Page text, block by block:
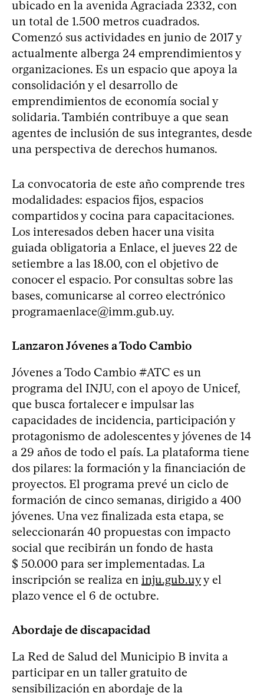
ubicado en la avenida Agraciada 2332, con
un total de 1.500 metros cuadrados.
Comenzó sus actividades en junio de 2017 y
actualmente alberga 24 emprendimientos y
organizaciones. Es un espacio que apoya la
consolidación y el desarrollo de
emprendimientos de economía social y
solidaria. También contribuye a que sean
agentes de inclusión de sus integrantes, desde
una perspectiva de derechos humanos.
La convocatoria de este año comprende tres
modalidades: espacios fijos, espacios
compartidos y cocina para capacitaciones.
Los interesados deben hacer una visita
guiada obligatoria a Enlace, el jueves 22 de
setiembre a las 18.00, con el objetivo de
conocer el espacio. Por consultas sobre las
bases, comunicarse al correo electrónico
programaenlace@imm.gub.uy.
Lanzaron Jóvenes a Todo Cambio
Jóvenes a Todo Cambio #ATC es un
programa del INJU, con el apoyo de Unicef,
que busca fortalecer e impulsar las
capacidades de incidencia, participación y
protagonismo de adolescentes y jóvenes de 14
a 29 años de todo el país. La plataforma tiene
dos pilares: la formación y la financiación de
proyectos. El programa prevé un ciclo de
formación de cinco semanas, dirigido a 400
jóvenes. Una vez finalizada esta etapa, se
seleccionarán 40 propuestas con impacto
social que recibirán un fondo de hasta
$ 50.000 para ser implementadas. La
inscripción se realiza en inju.gub.uyy el
plazo vence el 6 de octubre.
Abordaje de discapacidad
La Red de Salud del Municipio B invita a
participar en un taller gratuito de
sensibilización en abordaje de la